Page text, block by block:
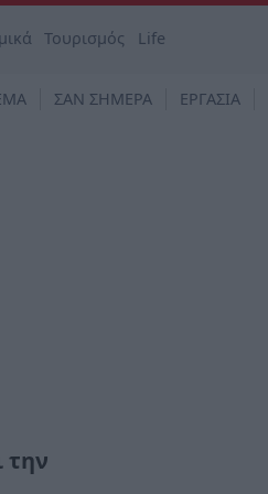
Τουρισμός Life
ΣΑΝ ΣΗΜΕΡΑ ΕΡΓΑΣΙΑ
την